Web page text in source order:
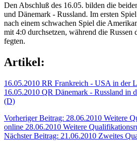
Den Abschluß des 16.05. bilden die
und Dänemark - Russland. Im ersten
nach einem schwachen Spiel die
mit 4:0 durchsetzen, während die
fegten.
Artikel:
16.05.2010 RR Frankreich - USA in der
16.05.2010 QR Dänemark - Russland in
(D)
Vorheriger Beitrag: 28.06.2010 Weitere
online 28.06.2010 Weitere
Nächster Beitrag: 21.06.2010 Zweites